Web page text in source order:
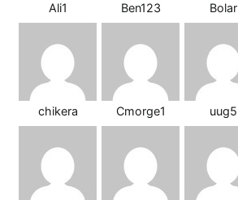
Ali1 Ben123 Bolar
chikera Cmorge1 uug5